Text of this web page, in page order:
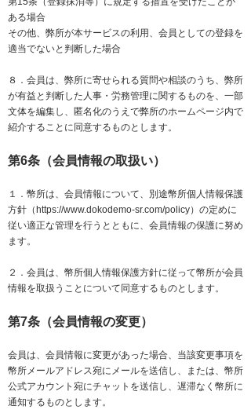
ある場合
その他、弊所が本サービスの利用、会員としての登録を
適当でないと判断した場合
８．会員は、弊所に寄せられる質問や相談のうち、弊所
が有益と判断した人事・労務管理に関するものを、一部
文体を編集し、匿名化のうえで弊所のホームページ内で
紹介することに同意するものとします。
第6条（会員情報の取扱い）
１．幣所は、会員情報について、別途幣所個人情報保護
方針（ https://www.dokodemo-sr.com/policy）の定めに
従い適正な管理を行うとともに、会員情報の保護に努め
ます。
２．会員は、幣所個人情報保護方針に従って幣所が会員
情報を取扱うことについて同意するものとします。
第7条（会員情報の変更）
会員は、会員情報に変更があった場合、当該変更事項を
幣所メールアドレス宛にメールを送信し、または、幣所
公式アカウント宛にチャットを送信し、遅滞なく幣所に
通知するものとします。